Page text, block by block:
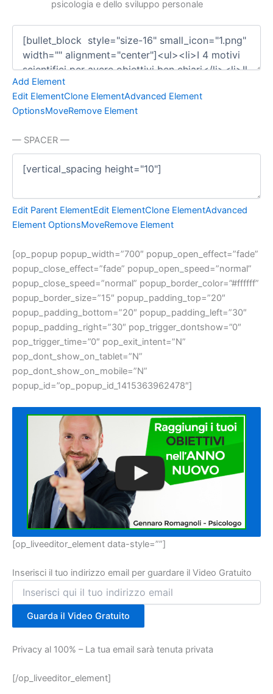
psicologia e dello sviluppo personale
Add Element
Edit ElementClone ElementAdvanced Element
OptionsMoveRemove Element
— SPACER —
Edit Parent ElementEdit ElementClone ElementAdvanced
Element OptionsMoveRemove Element
[op_popup popup_width=”700″ popup_open_effect=”fade”
popup_close_effect=”fade” popup_open_speed=”normal”
popup_close_speed=”normal” popup_border_color=”#ffffff”
popup_border_size=”15″ popup_padding_top=”20″
popup_padding_bottom=”20″ popup_padding_left=”30″
popup_padding_right=”30″ pop_trigger_dontshow=”0″
pop_trigger_time=”0″ pop_exit_intent=”N”
pop_dont_show_on_tablet=”N”
pop_dont_show_on_mobile=”N”
popup_id=”op_popup_id_1415363962478″]
[op_liveeditor_element data-style=””]
Inserisci il tuo indirizzo email per guardare il Video Gratuito
Guarda il Video Gratuito
Privacy al 100% – La tua email sarà tenuta privata
[/op_liveeditor_element]